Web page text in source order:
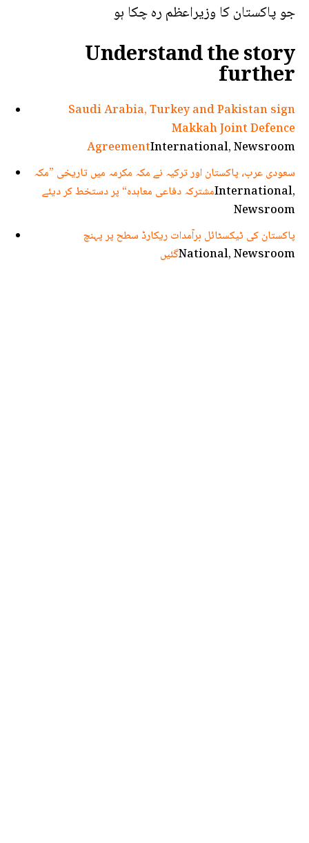
جو پاکستان کا وزیراعظم رہ چکا ہو
Understand the story
further
Saudi Arabia, Turkey and Pakistan sign
Makkah Joint Defence
AgreementInternational, Newsroom
سعودی عرب، پاکستان اور ترکیہ نے مکہ مکرمہ میں تاریخی ”مکہ
مشترکہ دفاعی معاہدہ“ پر دستخط کر دیئےInternational,
Newsroom
پاکستان کی ٹیکسٹائل برآمدات ریکارڈ سطح پر پہنچ
گئیںNational, Newsroom